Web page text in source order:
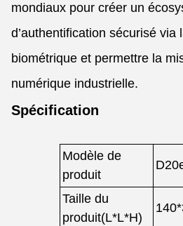
mondiaux pour créer un
d’authentification sécurisé via
biométrique et permettre la
numérique industrielle.
Spécification
Modèle de
produit
Taille du
produit(L*L*H)